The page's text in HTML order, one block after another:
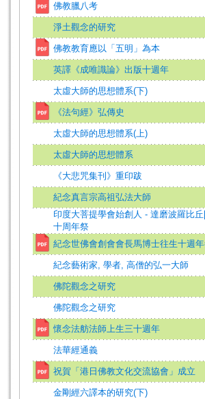
佛教臘八考
淨土觀念的研究
佛教教育應以「五明」為本
英譯《成唯識論》出版十週年
太虛大師的思想體系(下)
《法句經》弘傳史
太虛大師的思想體系(上)
太虛大師的思想體系
《大悲咒集刊》重印跋
紀念真言宗高祖弘法大師
印度大菩提學會始創人 - 達磨波羅比
十周年祭
紀念世佛會創會會長馬博士往生十週
紀念藝術家, 學者, 高僧的弘一大師
佛陀觀念之研究
佛陀觀念之研究
懷念法舫法師上生三十週年
法華經通義
祝賀「港日佛教文化交流協會」成立
金剛經六譯本的研究(下)